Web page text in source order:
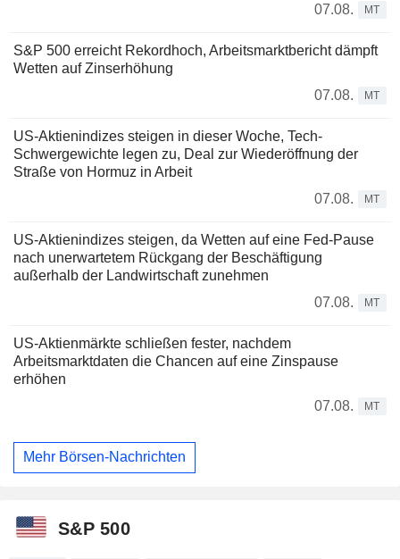
07.08.
MT
S&P 500 erreicht Rekordhoch, Arbeitsmarktbericht dämpft
Wetten auf Zinserhöhung
07.08.
MT
US-Aktienindizes steigen in dieser Woche, Tech-
Schwergewichte legen zu, Deal zur Wiederöffnung der
Straße von Hormuz in Arbeit
07.08.
MT
US-Aktienindizes steigen, da Wetten auf eine Fed-Pause
nach unerwartetem Rückgang der Beschäftigung
außerhalb der Landwirtschaft zunehmen
07.08.
MT
US-Aktienmärkte schließen fester, nachdem
Arbeitsmarktdaten die Chancen auf eine Zinspause
erhöhen
07.08.
MT
Mehr Börsen-Nachrichten
S&P 500